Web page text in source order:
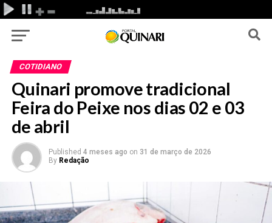
COTIDIANO
Quinari promove tradicional
Feira do Peixe nos dias 02 e 03
de abril
Published 4 meses ago on 31 de março de 2026
By Redação